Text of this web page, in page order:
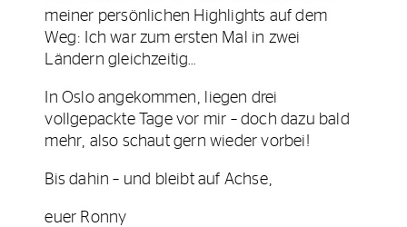
meiner persönlichen Highlights auf dem
Weg: Ich war zum ersten Mal in zwei
Ländern gleichzeitig…
In Oslo angekommen, liegen drei
vollgepackte Tage vor mir – doch dazu bald
mehr, also schaut gern wieder vorbei!
Bis dahin – und bleibt auf Achse,
euer Ronny